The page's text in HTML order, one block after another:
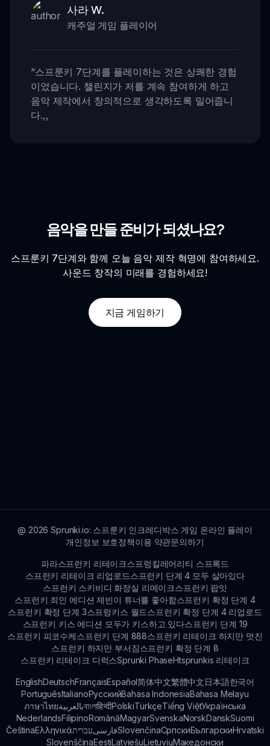
사라 W.
캐주얼 게임 플레이어
“스프룬키 7단계를 플레이하는 것은 상쾌한 경험
이었습니다. 챌린지가 저를 계속 참여하게 하고
음악 제작에서 창의적으로 생각하도록 밀어줍니
다.,,
음악을 만들 준비가 되셨나요?
스프룬키 7단계와 함께 오늘 음악 제작 혁명에 참여하세요.
사운드 창작의 미래를 경험하세요!
지금 게임하기
@ 2026 Sprunki.io: 스프룬키 인크레디박스 게임 온라인 플레이
개인정보 보호정책이용 약관문의하기
파라스프런키 리테이크스프렁킬레어리티 스프록드
스프런키 리테이크 리업로드스프런키 단계 4 모두 살아있다
스프런키 스키비디 화장실 리메이크스프런키 팝잇
스프런키 죄인 에디션 제빈이 튜너를 좋아함스프런키 확정 단계 4
스프런키 확정 단계 3스프렁키스 월드스프런키 확정 단계 4 리업로드
스프런키 키스 에디션 모두가 키스하고 있다스프런키 단계 19
스프런키 피코수케스프런키 단계 888스프런키 리테이크 하지만 멋진
스프런키 하지만 부서짐스프런키 확정 단계 8
스프런키 리테이크 디럭스Sprunki PhaseHtsprunkis 리테이크
EnglishDeutschFrançaisEspañol简体中文繁體中文日本語한국어
PortuguêsItalianoРусскийBahasa IndonesiaBahasa Melayu
ภาษาไทยبالعربيةবাংলাहिन्दीPolskiTürkçeTiếng ViệtУкраїнська
NederlandsFilipinoRomânăMagyarSvenskaNorskDanskSuomi
ČeštinaΕλληνικάעבריתفارسیSlovenčinaСрпскиБългарскиHrvatski
SlovenščinaEestiLatviešuLietuviųМакедонски